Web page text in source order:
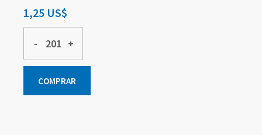
1,25 US$
- +
COMPRAR